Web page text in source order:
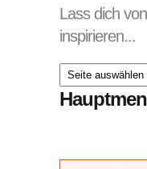
Lass dich
inspirieren...